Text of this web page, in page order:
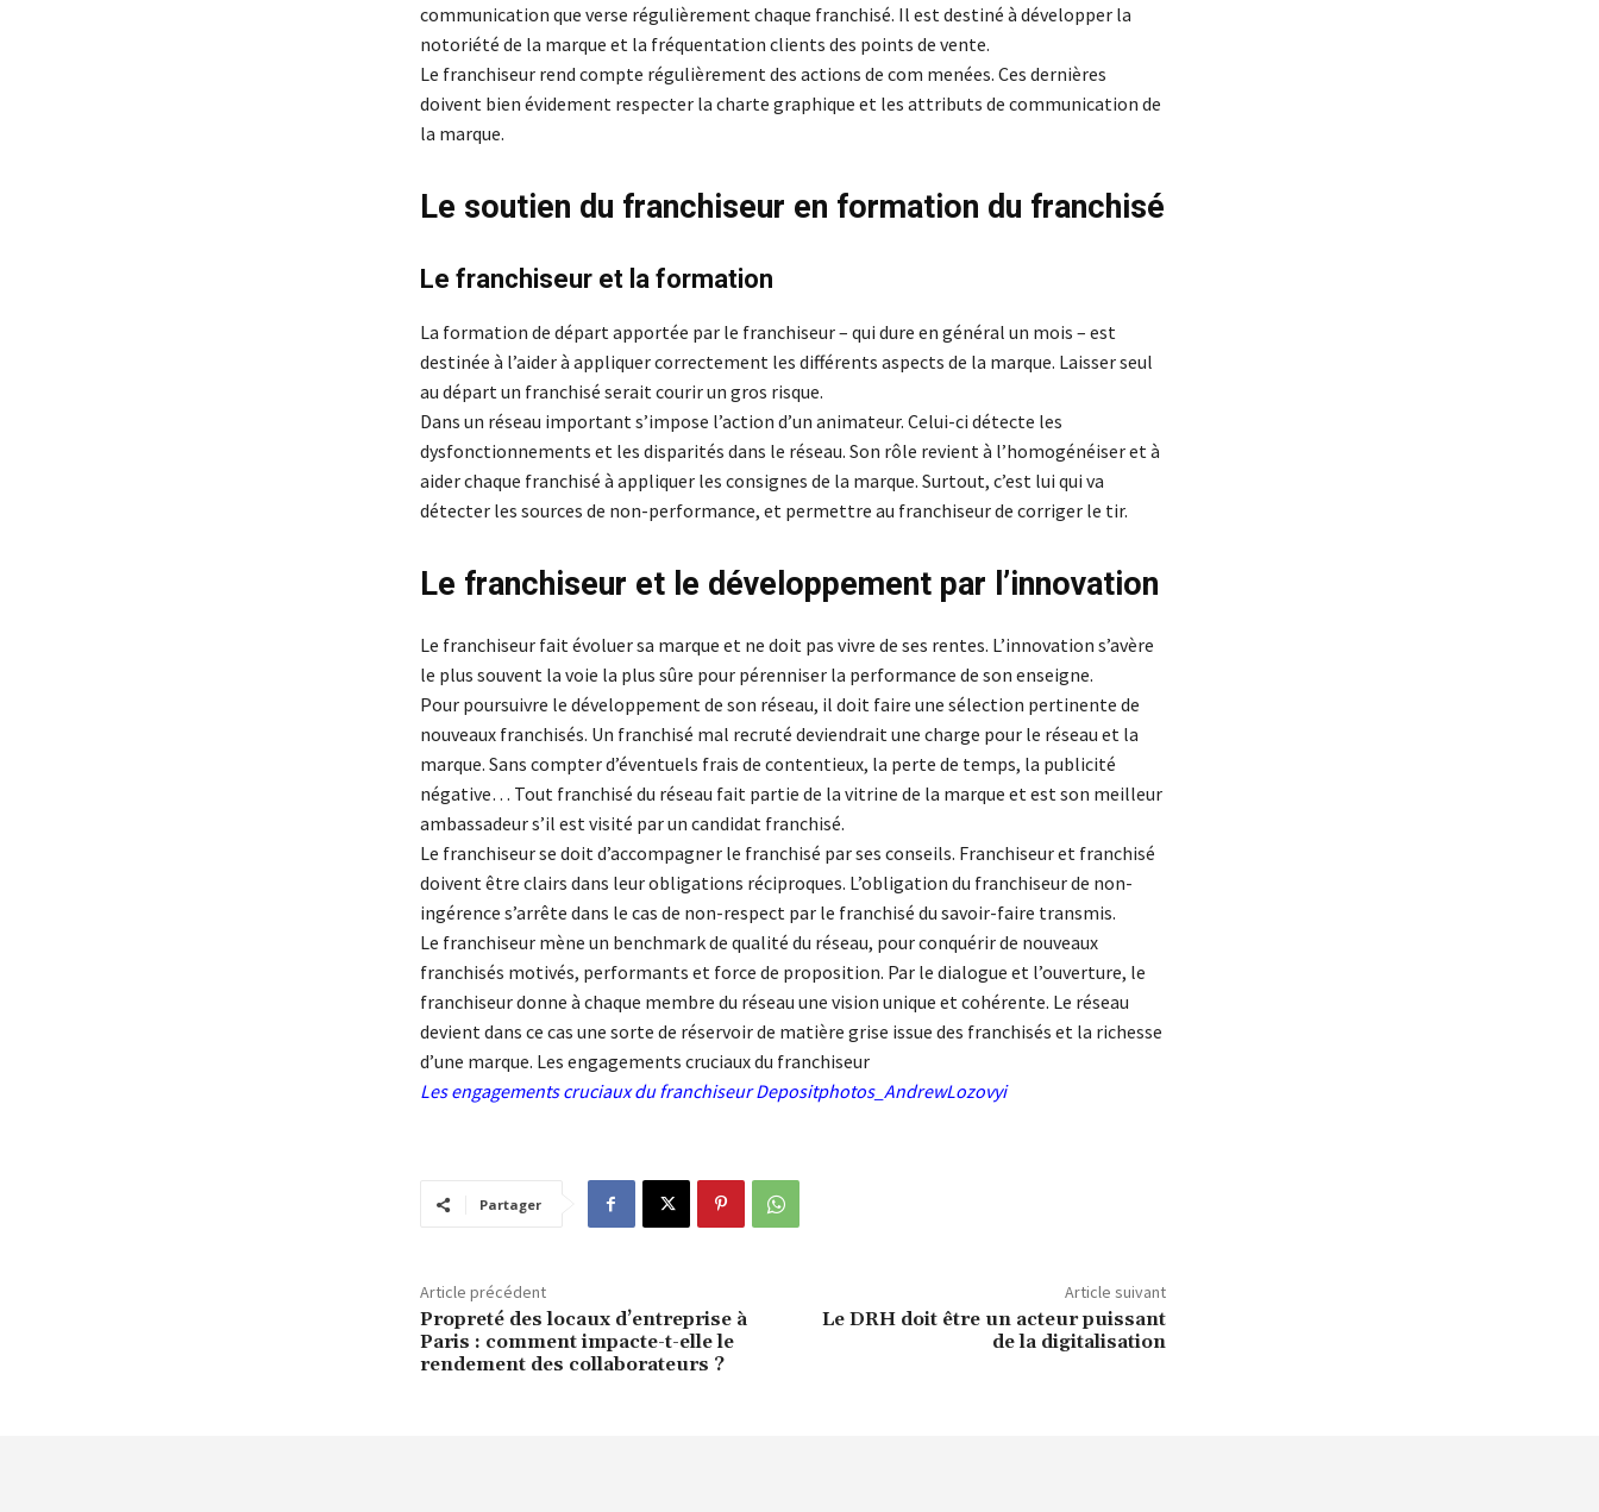
communication que verse régulièrement chaque franchisé. Il est destiné à développer la
notoriété de la marque et la fréquentation clients des points de vente.
Le franchiseur rend compte régulièrement des actions de com menées. Ces dernières
doivent bien évidement respecter la charte graphique et les attributs de communication de
la marque.
Le soutien du franchiseur en formation du franchisé
Le franchiseur et la formation
La formation de départ apportée par le franchiseur – qui dure en général un mois – est
destinée à l’aider à appliquer correctement les différents aspects de la marque. Laisser seul
au départ un franchisé serait courir un gros risque.
Dans un réseau important s’impose l’action d’un animateur. Celui-ci détecte les
dysfonctionnements et les disparités dans le réseau. Son rôle revient à l’homogénéiser et à
aider chaque franchisé à appliquer les consignes de la marque. Surtout, c’est lui qui va
détecter les sources de non-performance, et permettre au franchiseur de corriger le tir.
Le franchiseur et le développement par l’innovation
Le franchiseur fait évoluer sa marque et ne doit pas vivre de ses rentes. L’innovation s’avère
le plus souvent la voie la plus sûre pour pérenniser la performance de son enseigne.
Pour poursuivre le développement de son réseau, il doit faire une sélection pertinente de
nouveaux franchisés. Un franchisé mal recruté deviendrait une charge pour le réseau et la
marque. Sans compter d’éventuels frais de contentieux, la perte de temps, la publicité
négative… Tout franchisé du réseau fait partie de la vitrine de la marque et est son meilleur
ambassadeur s’il est visité par un candidat franchisé.
Le franchiseur se doit d’accompagner le franchisé par ses conseils. Franchiseur et franchisé
doivent être clairs dans leur obligations réciproques. L’obligation du franchiseur de non-
ingérence s’arrête dans le cas de non-respect par le franchisé du savoir-faire transmis.
Le franchiseur mène un benchmark de qualité du réseau, pour conquérir de nouveaux
franchisés motivés, performants et force de proposition. Par le dialogue et l’ouverture, le
franchiseur donne à chaque membre du réseau une vision unique et cohérente. Le réseau
devient dans ce cas une sorte de réservoir de matière grise issue des franchisés et la richesse
d’une marque. Les engagements cruciaux du franchiseur
Les engagements cruciaux du franchiseurDepositphotos_AndrewLozovyi
Partager
Article précédent
Propreté des locaux d’entreprise à
Paris : comment impacte-t-elle le
rendement des collaborateurs ?
Article suivant
Le DRH doit être un acteur puissant
de la digitalisation